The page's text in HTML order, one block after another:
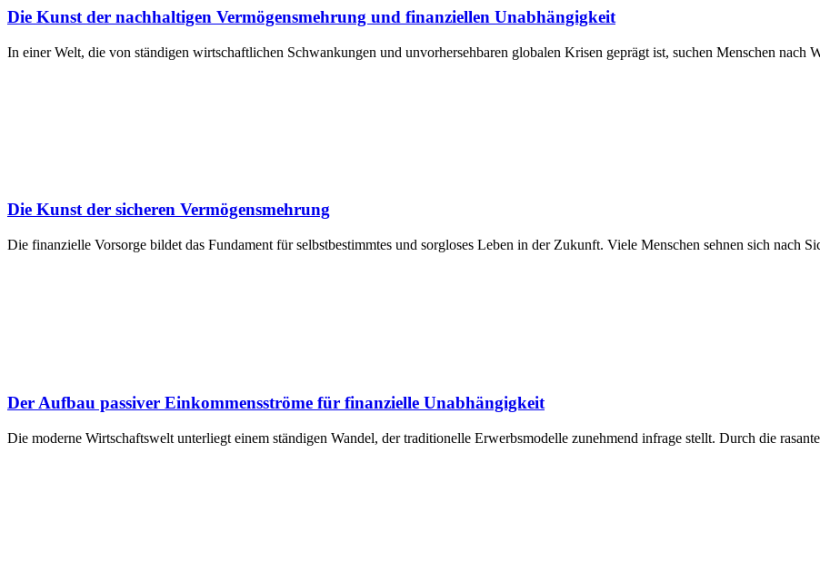
Die Kunst der nachhaltigen Vermögensmehrung und finanziellen Unabhängigkeit
In einer Welt, die von ständigen wirtschaftlichen Schwankungen und unvorhersehbaren globalen Krisen geprägt ist, suchen Menschen nach
Die Kunst der sicheren Vermögensmehrung
Die finanzielle Vorsorge bildet das Fundament für selbstbestimmtes und sorgloses Leben in der Zukunft. Viele Menschen sehnen sich nach
Der Aufbau passiver Einkommensströme für finanzielle Unabhängigkeit
Die moderne Wirtschaftswelt unterliegt einem ständigen Wandel, der traditionelle Erwerbsmodelle zunehmend infrage stellt. Durch die